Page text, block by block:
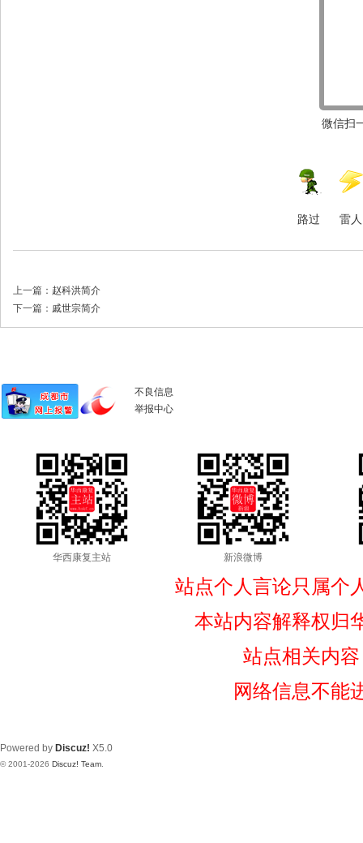
微信扫
路过 雷人
上一篇： 赵科洪简介
下一篇： 戚世宗简介
不良信息
举报中心
华西康复主站 新浪微博
站点个人言论只属个
本站内容解释权归
站点相关内
网络信息不能
Powered by Discuz! X5.0
© 2001-2026 Discuz! Team